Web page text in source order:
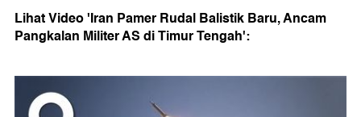
Lihat Video 'Iran Pamer Rudal Balistik Baru, Ancam
Pangkalan Militer AS di Timur Tengah':